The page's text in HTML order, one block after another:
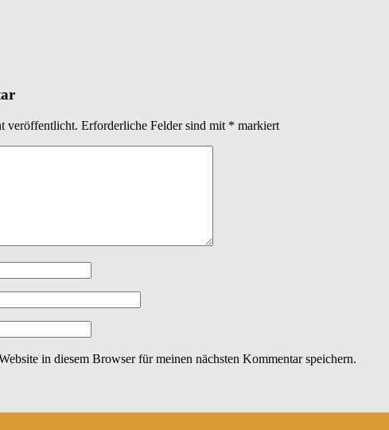
veröffentlicht. Erforderliche Felder sind mit * markiert
in diesem Browser für meinen nächsten Kommentar speichern.